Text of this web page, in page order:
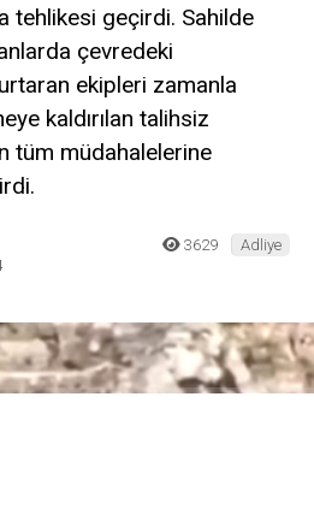
tehlikesi geçirdi. Sahilde
çevredeki
ekipleri zamanla
kaldırılan talihsiz
tüm müdahalelerine
3629 Adliye